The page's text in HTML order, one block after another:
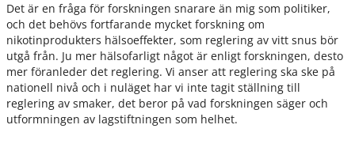
Det är en fråga för forskningen snarare än mig som politiker,
och det behövs fortfarande mycket forskning om
nikotinprodukters hälsoeffekter, som reglering av vitt snus bör
utgå från. Ju mer hälsofarligt något är enligt forskningen, desto
mer föranleder det reglering. Vi anser att reglering ska ske på
nationell nivå och i nuläget har vi inte tagit ställning till
reglering av smaker, det beror på vad forskningen säger och
utformningen av lagstiftningen som helhet.